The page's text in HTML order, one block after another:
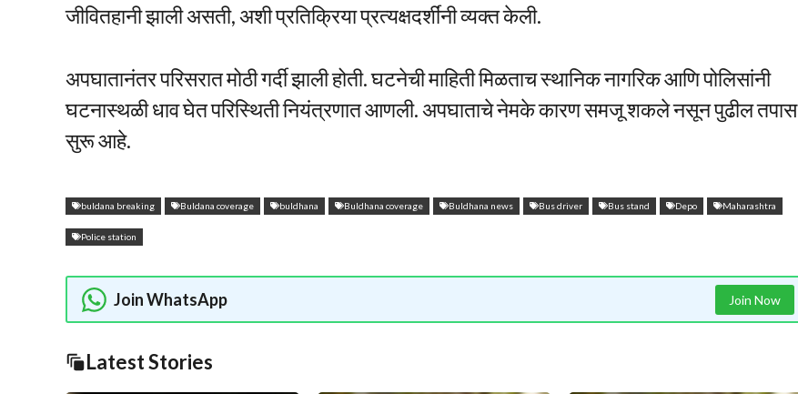
जीवितहानी झाली असती, अशी प्रतिक्रिया प्रत्यक्षदर्शींनी व्यक्त केली.
अपघातानंतर परिसरात मोठी गर्दी झाली होती. घटनेची माहिती मिळताच स्थानिक नागरिक आणि पोलिसांनी
घटनास्थळी धाव घेत परिस्थिती नियंत्रणात आणली. अपघाताचे नेमके कारण समजू शकले नसून पुढील तपास
सुरू आहे.
buldana breaking Buldana coverage buldhana Buldhana coverage Buldhana news Bus driver Bus stand Depo Maharashtra
Police station
Join WhatsApp Join Now
Latest Stories